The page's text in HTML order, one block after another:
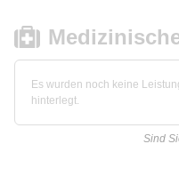
Es wurden noch keine
hinterlegt.
Sind